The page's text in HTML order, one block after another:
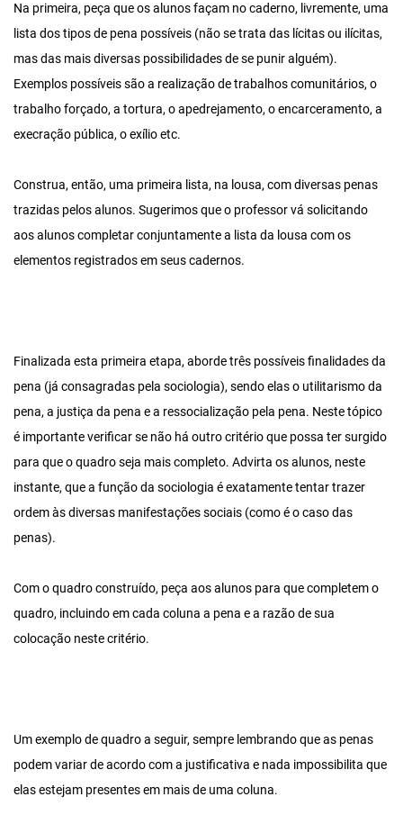
Na primeira, peça que os alunos façam no caderno, livremente, uma
lista dos tipos de pena possíveis (não se trata das lícitas ou ilícitas,
mas das mais diversas possibilidades de se punir alguém).
Exemplos possíveis são a realização de trabalhos comunitários, o
trabalho forçado, a tortura, o apedrejamento, o encarceramento, a
execração pública, o exílio etc.
Construa, então, uma primeira lista, na lousa, com diversas penas
trazidas pelos alunos. Sugerimos que o professor vá solicitando
aos alunos completar conjuntamente a lista da lousa com os
elementos registrados em seus cadernos.
Finalizada esta primeira etapa, aborde três possíveis finalidades da
pena (já consagradas pela sociologia), sendo elas o utilitarismo da
pena, a justiça da pena e a ressocialização pela pena. Neste tópico
é importante verificar se não há outro critério que possa ter surgido
para que o quadro seja mais completo. Advirta os alunos, neste
instante, que a função da sociologia é exatamente tentar trazer
ordem às diversas manifestações sociais (como é o caso das
penas).
Com o quadro construído, peça aos alunos para que completem o
quadro, incluindo em cada coluna a pena e a razão de sua
colocação neste critério.
Um exemplo de quadro a seguir, sempre lembrando que as penas
podem variar de acordo com a justificativa e nada impossibilita que
elas estejam presentes em mais de uma coluna.